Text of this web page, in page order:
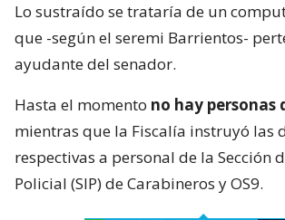
Lo sustraído se trataría de un
que -según el seremi Barrientos-
ayudante del senador.
Hasta el momento no hay personas
mientras que la Fiscalía instruyó las
respectivas a personal de la Sección
Policial (SIP) de Carabineros y OS9.